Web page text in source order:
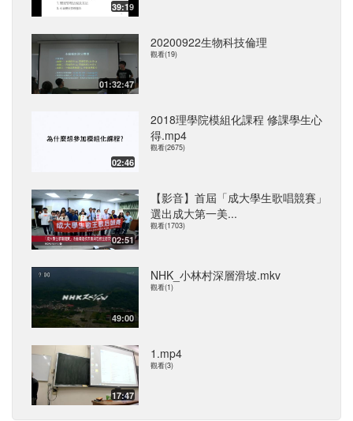
39:19
01:32:47
20200922生物科技倫理
觀看(19)
02:46
2018理學院模組化課程 修課學生心
得.mp4
觀看(2675)
02:51
【影音】首屆「成大學生歌唱競賽」
選出成大第一美...
觀看(1703)
49:00
NHK_小林村深層滑坡.mkv
觀看(1)
17:47
1.mp4
觀看(3)